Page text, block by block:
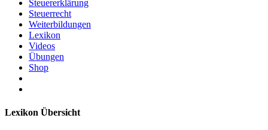
Steuererklärung
Steuerrecht
Weiterbildungen
Lexikon
Videos
Übungen
Shop
Lexikon Übersicht